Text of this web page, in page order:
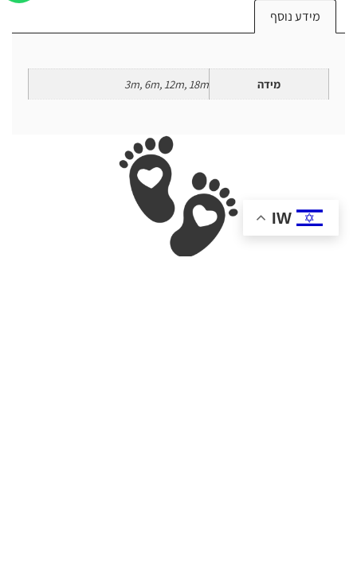
מידע נוסף
מידה 3m, 6m, 12m, 18m
IW